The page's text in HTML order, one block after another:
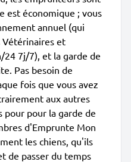
est économique ; vous
annuel (qui
Vétérinaires et
24 7j/7), et la garde de
Pas besoin de
fois que vous avez
aux autres
pour pour la garde de
d'Emprunte Mon
les chiens, qu'ils
de passer du temps